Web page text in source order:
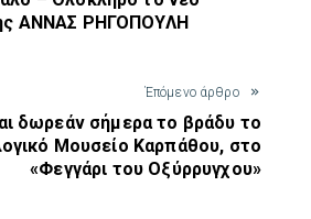
ΑΝΝΑΣ ΡΗΓΟΠΟΥΛΗ
Έπόμενο άρθρο
δωρεάν σήμερα το βράδυ το
Μουσείο Καρπάθου, στο
«Φεγγάρι του Οξύρρυγχου»